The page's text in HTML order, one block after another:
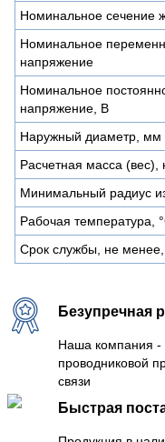
Номинальное сечение
Номинальное
напряжение
Номинальное
напряжение, В
Наружный диаметр, мм
Расчетная масса (вес),
Минимальный радиус
Рабочая температура,
Срок службы, не менее,
Безупречная
Наша компания -
проводниковой
связи
Быстрая